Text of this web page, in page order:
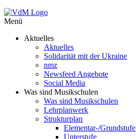
Menü
Aktuelles
Aktuelles
Solidarität mit der Ukraine
nmz
Newsfeed Angebote
Social Media
Was sind Musikschulen
Was sind Musikschulen
Lehrplanwerk
Strukturplan
Elementar-/Grundstufe
Unterstufe